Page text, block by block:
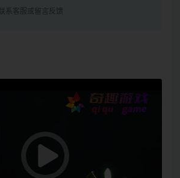
系客服或留言反馈